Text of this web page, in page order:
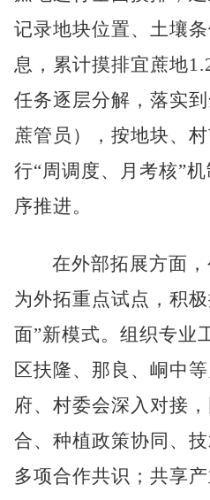
记录地块位置、土壤
息，累计摸排宜蔗地
任务逐层分解，落实
蔗管员），按地块、
行“周调度、月考核”
序推进。
在外部拓展方面
为外拓重点试点，积
面”新模式。组织专业
区扶隆、那良、峒中
府、村委会深入对接
合、种植政策协同、
多项合作共识；共享